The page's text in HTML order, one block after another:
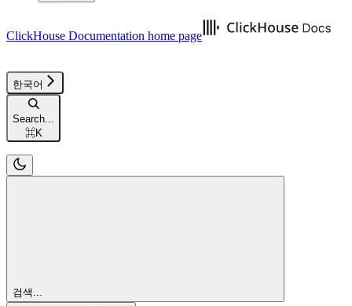
ClickHouse Documentation home page
한국어
Search...
⌘K
검색...